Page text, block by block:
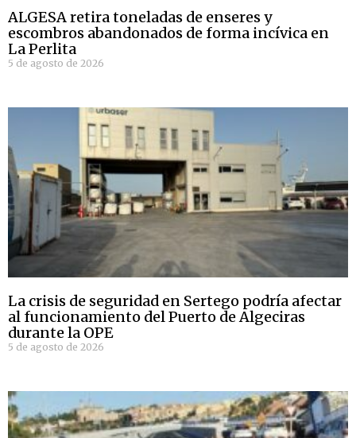
ALGESA retira toneladas de enseres y
escombros abandonados de forma incívica en
La Perlita
5 de agosto de 2026
La crisis de seguridad en Sertego podría afectar
al funcionamiento del Puerto de Algeciras
durante la OPE
5 de agosto de 2026